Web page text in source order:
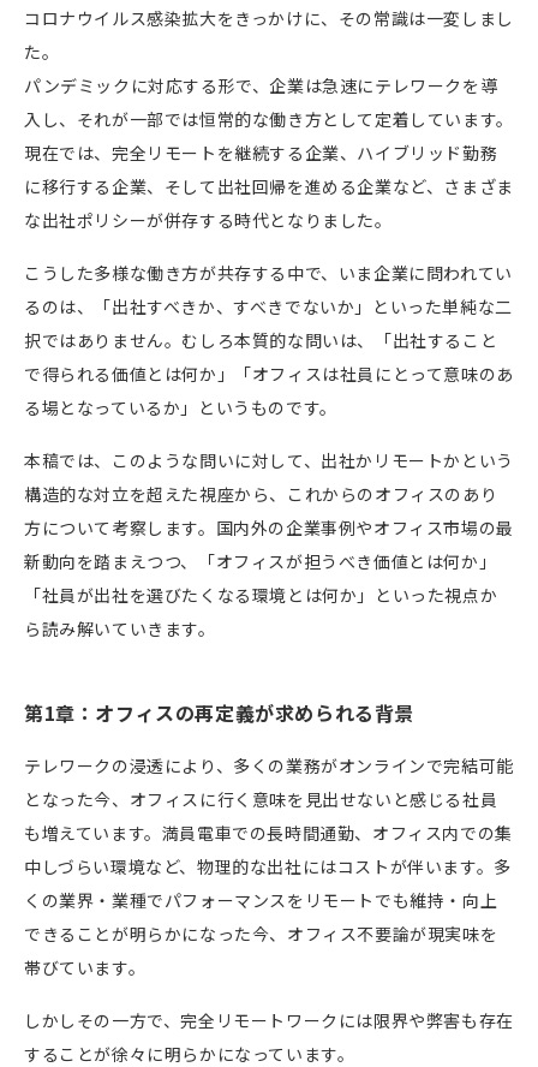
コロナウイルス感染拡大をきっかけに、その常識は一変しまし
た。
パンデミックに対応する形で、企業は急速にテレワークを導
入し、それが一部では恒常的な働き方として定着しています。
現在では、完全リモートを継続する企業、ハイブリッド勤務
に移行する企業、そして出社回帰を進める企業など、さまざま
な出社ポリシーが併存する時代となりました。
こうした多様な働き方が共存する中で、いま企業に問われてい
るのは、「出社すべきか、すべきでないか」といった単純な二
択ではありません。むしろ本質的な問いは、「出社すること
で得られる価値とは何か」「オフィスは社員にとって意味のあ
る場となっているか」というものです。
本稿では、このような問いに対して、出社かリモートかという
構造的な対立を超えた視座から、これからのオフィスのあり
方について考察します。国内外の企業事例やオフィス市場の最
新動向を踏まえつつ、「オフィスが担うべき価値とは何か」
「社員が出社を選びたくなる環境とは何か」といった視点か
ら読み解いていきます。
第1章：オフィスの再定義が求められる背景
テレワークの浸透により、多くの業務がオンラインで完結可能
となった今、オフィスに行く意味を見出せないと感じる社員
も増えています。満員電車での長時間通勤、オフィス内での集
中しづらい環境など、物理的な出社にはコストが伴います。多
くの業界・業種でパフォーマンスをリモートでも維持・向上
できることが明らかになった今、オフィス不要論が現実味を
帯びています。
しかしその一方で、完全リモートワークには限界や弊害も存在
することが徐々に明らかになっています。